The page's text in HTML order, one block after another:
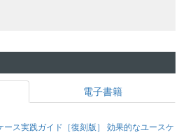
電子書籍
ース実践ガイド［復刻版］ 効果的なユースケ